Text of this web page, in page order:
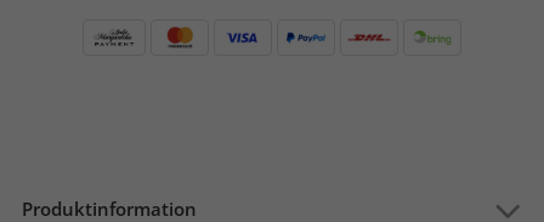
Produktinformation